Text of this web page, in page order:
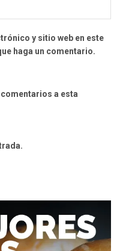
y sitio web en este
haga un comentario.
a esta